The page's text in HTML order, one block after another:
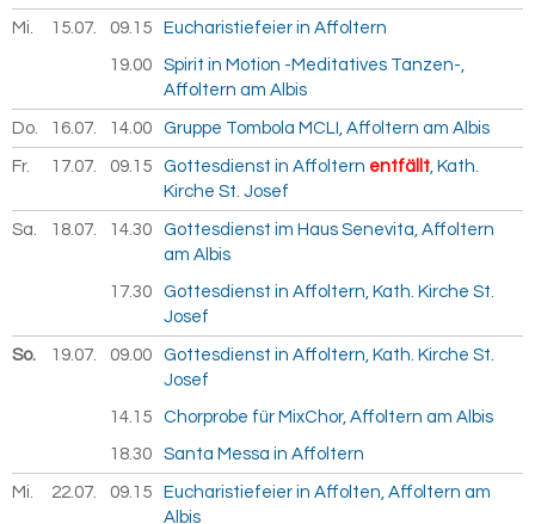
Mi. 15.07. 2026
09.15 Eucharistiefeier in Affoltern
19.00
Spirit in Motion -Meditatives Tanzen-,
Affoltern am Albis
Do. 16.07. 2026
14.00 Gruppe Tombola MCLI, Affoltern am Albis
Fr. 17.07. 2026
09.15 Gottesdienst in Affoltern entfällt, Kath.
Kirche St. Josef
Sa. 18.07. 2026
14.30
Gottesdienst im Haus Senevita, Affoltern
am Albis
17.30
Gottesdienst in Affoltern, Kath. Kirche St.
Josef
So. 19.07. 2026
09.00
Gottesdienst in Affoltern, Kath. Kirche St.
Josef
14.15 Chorprobe für MixChor, Affoltern am Albis
18.30 Santa Messa in Affoltern
Mi. 22.07. 2026
09.15
Eucharistiefeier in Affolten, Affoltern am
Albis